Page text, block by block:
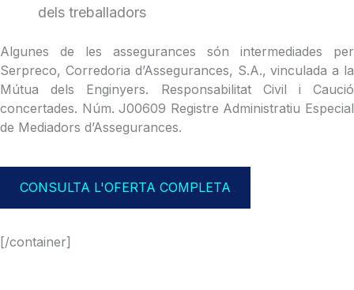
dels treballadors
Algunes de les assegurances són intermediades per
Serpreco, Corredoria d’Assegurances, S.A., vinculada a la
Mútua dels Enginyers. Responsabilitat Civil i Caució
concertades. Núm. J00609 Registre Administratiu Especial
de Mediadors d’Assegurances.
CONSULTA L'OFERTA COMPLETA
[/container]